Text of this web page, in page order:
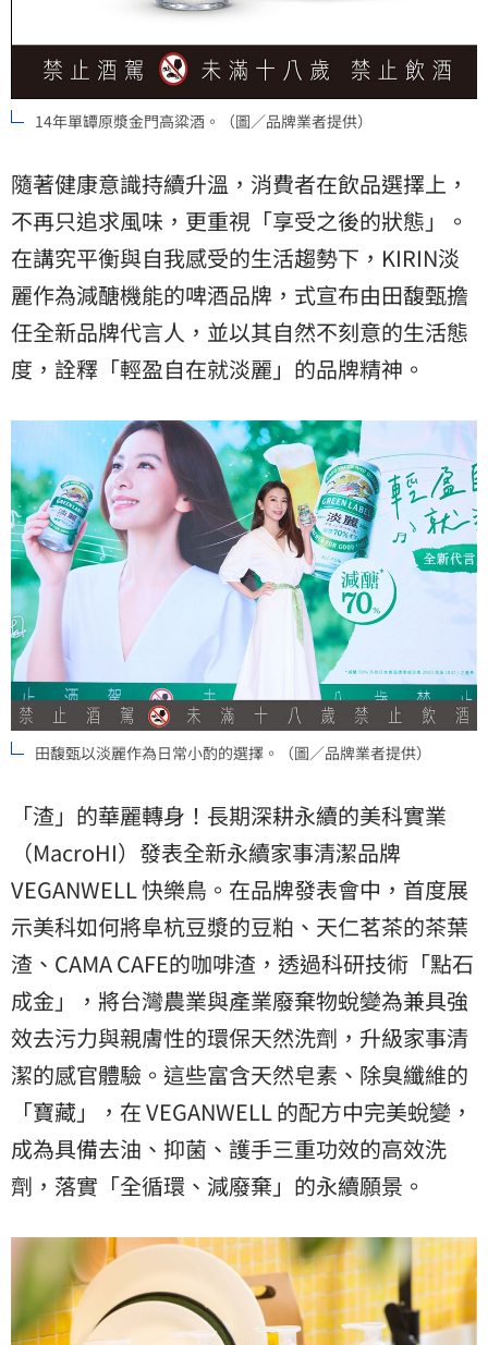
14年單罈原漿金門高粱酒。（圖／品牌業者提供）
隨著健康意識持續升溫，消費者在飲品選擇上，
不再只追求風味，更重視「享受之後的狀態」。
在講究平衡與自我感受的生活趨勢下，KIRIN淡
麗作為減醣機能的啤酒品牌，式宣布由田馥甄擔
任全新品牌代言人，並以其自然不刻意的生活態
度，詮釋「輕盈自在就淡麗」的品牌精神。
田馥甄以淡麗作為日常小酌的選擇。（圖／品牌業者提供）
「渣」的華麗轉身！長期深耕永續的美科實業
（MacroHI）發表全新永續家事清潔品牌
VEGANWELL 快樂鳥。在品牌發表會中，首度展
示美科如何將阜杭豆漿的豆粕、天仁茗茶的茶葉
渣、CAMA CAFE的咖啡渣，透過科研技術「點石
成金」，將台灣農業與產業廢棄物蛻變為兼具強
效去污力與親膚性的環保天然洗劑，升級家事清
潔的感官體驗。這些富含天然皂素、除臭纖維的
「寶藏」，在 VEGANWELL 的配方中完美蛻變，
成為具備去油、抑菌、護手三重功效的高效洗
劑，落實「全循環、減廢棄」的永續願景。